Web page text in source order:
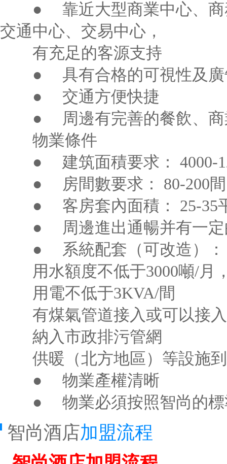
● 靠近大型商業中心、商務中心
交通中心、交易中心，
有充足的客源支持
● 具有合格的可視性及廣
● 交通方便快捷
● 周邊有完善的餐飲、商
物業條件
● 建筑面積要求： 4000-
● 房間數要求： 80-200間
● 客房套內面積： 25-35
● 周邊進出通暢并有一定
● 系統配套（可改造）：
用水額度不低于3000噸/月
用電不低于3KVA/間
有煤氣管道接入或可以接入
納入市政排污管網
供暖（北方地區）等設施
● 物業產權清晰
● 物業必須按照智尚的標
智尚酒店加盟流程